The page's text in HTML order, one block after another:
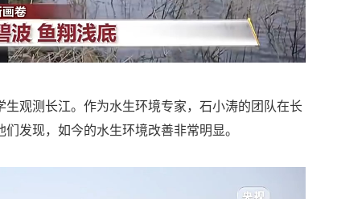
观测长江。作为水生环境专家，石小涛的团队在长
发现，如今的水生环境改善非常明显。